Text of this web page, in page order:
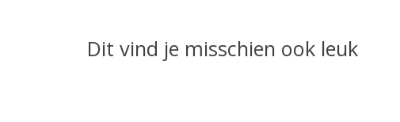
Dit vind je misschien ook leuk